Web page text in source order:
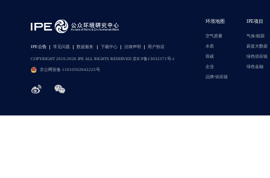
IPE公告 常见问题 数据服务 下载中心 法律声明 用户协议
COPYRIGHT 2010-2026 IPE ALL RIGHTS RESERVED 京ICP备13032371号-1
京公网安备 11010502042225号
环境地图
空气质量
水质
双碳
企业
品牌/供应链
IPE项目
气候/能源
蔚蓝大数据
绿色供应链
绿色金融